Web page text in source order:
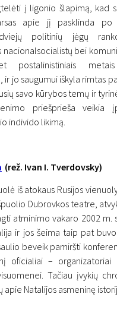
į ligonio šlapimą, kad
apie jį pasklinda po
politinių jėgų
nacionalsocialistų bei
postalinistiniais
ir jo saugumui iškyla rimtas
savo kūrybos temų ir
priešprieša veikia
individo likimą.
(rež. Ivan I. Tverdovsky)
iš atokaus Rusijos
Dubrovkos teatre,
atminimo vakaro 2002 m.
ir jos šeima taip pat
beveik pamiršti
oficialiai – organizatoriai
Tačiau įvykių
apie Natalijos asmeninę